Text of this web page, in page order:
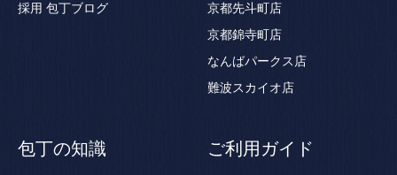
採用 包丁ブログ
京都先斗町店
京都錦寺町店
なんばパークス店
難波スカイオ店
包丁の知識 ご利用ガイド